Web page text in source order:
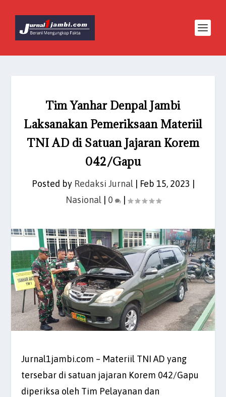
Tim Yanhar Denpal Jambi
Laksanakan Pemeriksaan Materiil
TNI AD di Satuan Jajaran Korem
042/Gapu
Posted by Redaksi Jurnal| Feb 15, 2023
Nasional| 0 |
Jurnal1jambi.com – Materiil TNI AD yang
tersebar di satuan jajaran Korem 042/Gapu
diperiksa oleh Tim Pelayanan dan